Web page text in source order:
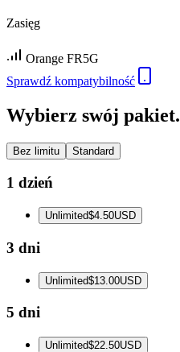
Zasięg
Orange FR5G
Sprawdź kompatybilność
Wybierz swój pakiet.
Bez limitu Standard
1 dzień
Unlimited$4.50USD
3 dni
Unlimited$13.00USD
5 dni
Unlimited$22.50USD